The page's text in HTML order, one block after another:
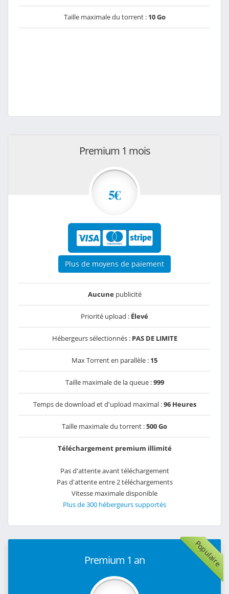
Taille maximale du torrent : 10 Go
Premium 1 mois
5€
Plus de moyens de paiement
Aucunepublicité
Priorité upload : Élevé
Hébergeurs sélectionnés : PAS DE LIMITE
Max Torrent en parallèle : 15
Taille maximale de la queue :999
Temps de download et d'upload maximal :96 Heures
Taille maximale du torrent :500 Go
Téléchargement premium illimité
Pas d'attente avant téléchargement
Pas d'attente entre 2 téléchargements
Vitesse maximale disponible
Plus de 300 hébergeurs supportés
Populaire
Premium 1 an